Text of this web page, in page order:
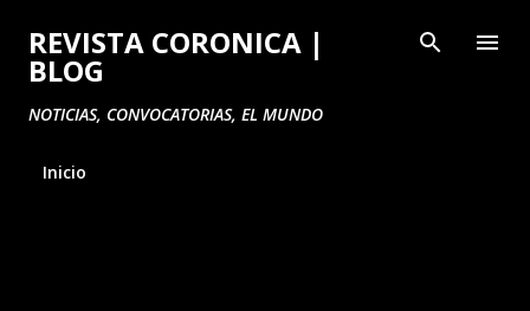
Ir al contenido principal
REVISTA CORONICA |
BLOG
NOTICIAS, CONVOCATORIAS, EL MUNDO
Inicio